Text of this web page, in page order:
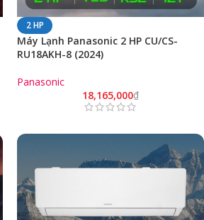
2 HP
Máy Lạnh Panasonic 2 HP CU/CS-
RU18AKH-8 (2024)
Panasonic
18,165,000₫